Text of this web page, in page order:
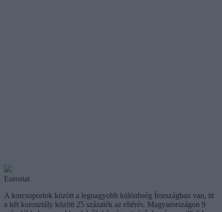
Eurostat
A korcsoportok között a legnagyobb különbség Írországban van, itt
a két korosztály között 25 százalék az eltérés. Magyarországon 9